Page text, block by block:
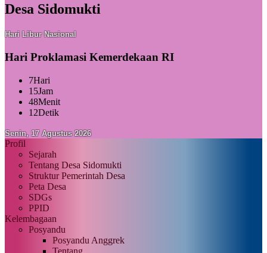
Desa Sidomukti
Hari Libur Nasional
Hari Proklamasi Kemerdekaan RI
7Hari
15Jam
48Menit
11Detik
Senin, 17 Agustus 2026
Profil
Sejarah
Tentang Desa Sidomukti
Struktur Pemerintah Desa
Peta Desa
SDGs
PPID
Kelembagaan
Posyandu
Posyandu Anggrek
Tentang